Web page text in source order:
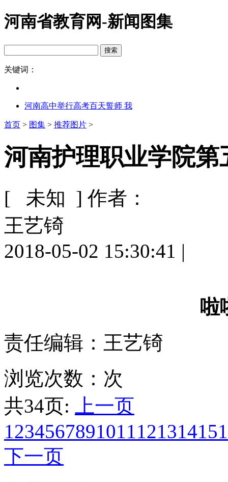
河南省教育网-新闻图集
关键词：
河南高中举行高考百天誓师 我
首页 > 图集 > 推荐图片 >
河南护理职业学院第
[ 未知 ] 作者：
王艺锜
2018-05-02 15:30:41 |
啦
责任编辑：王艺锜
浏览次数： 次
共34页:
上一页
123456789101112131415
下一页